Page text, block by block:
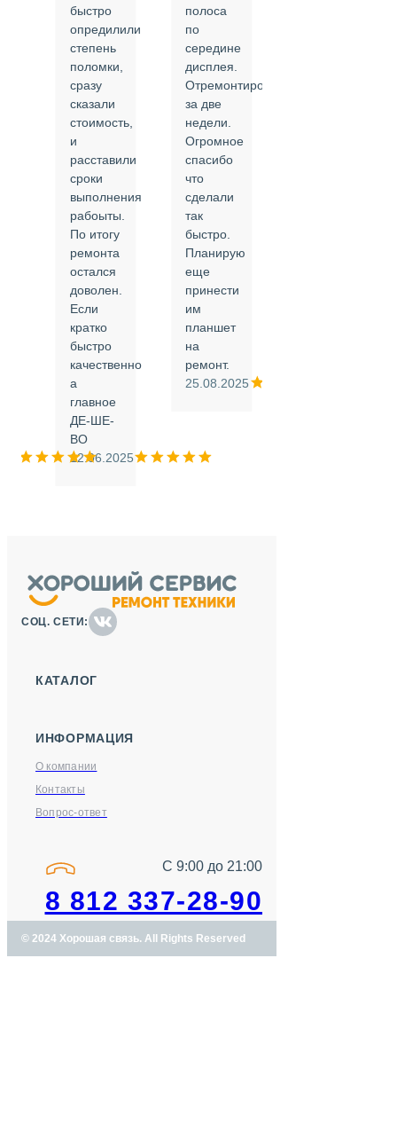
быстро
опредилили
степень
поломки,
сразу
сказали
стоимость,
и
расставили
сроки
выполнения
рабоыты.
По итогу
ремонта
остался
доволен.
Если
кратко
быстро
качественно
а
главное
ДЕ-ШЕ-
ВО
12.06.2025
полоса
по
середине
дисплея.
Отремонтировали
за две
недели.
Огромное
спасибо
что
сделали
так
быстро.
Планирую
еще
принести
им
планшет
на
ремонт.
25.08.2025
СОЦ. СЕТИ:
КАТАЛОГ
ИНФОРМАЦИЯ
О компании
Контакты
Вопрос-ответ
С 9:00 до 21:00
8 812 337-28-90
© 2024 Хорошая связь. All Rights Reserved